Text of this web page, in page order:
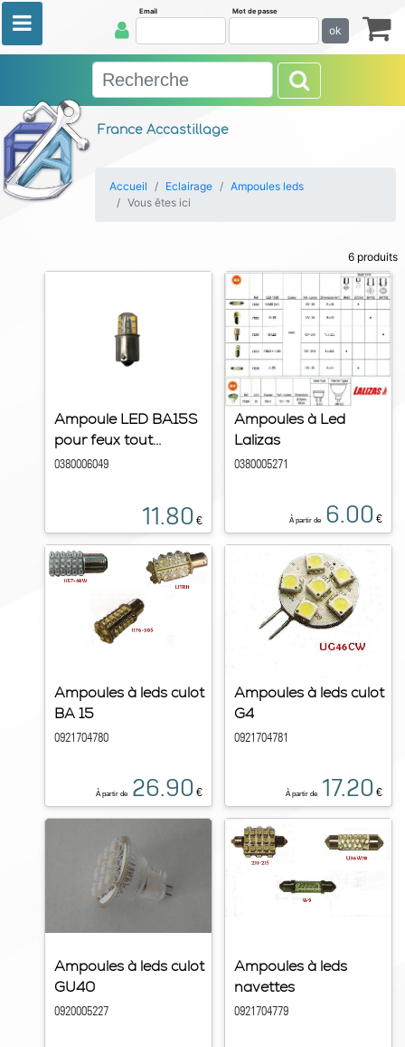
France Accastillage
Email Mot de passe
ok
Accueil Eclairage
Ampoules leds
Vous êtes ici
6 produits
Ampoule LED BA15S
pour feux tout...
0380006049
11.80 €
Ampoules à Led
Lalizas
0380005271
À partir de 6.00 €
Ampoules à leds culot
BA 15
0921704780
À partir de 26.90 €
Ampoules à leds culot
G4
0921704781
À partir de 17.20 €
Ampoules à leds culot
GU40
0920005227
Ampoules à leds
navettes
0921704779